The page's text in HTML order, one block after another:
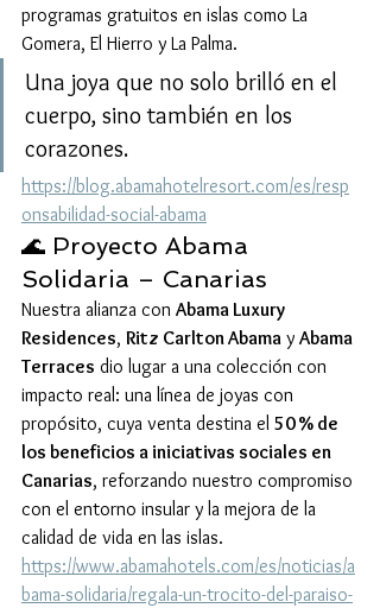
programas gratuitos en islas como La
Gomera, El Hierro y La Palma.
Una joya que no solo brilló en el
cuerpo, sino también en los
corazones.
https://blog.abamahotelresort.com/es/resp
onsabilidad-social-abama
🌊 Proyecto Abama
Solidaria – Canarias
Nuestra alianza con Abama Luxury
Residences, Ritz Carlton Abama y Abama
Terraces dio lugar a una colección con
impacto real: una línea de joyas con
propósito, cuya venta destina el 50 % de
los beneficios a iniciativas sociales en
Canarias, reforzando nuestro compromiso
con el entorno insular y la mejora de la
calidad de vida en las islas.
https://www.abamahotels.com/es/noticias/a
bama-solidaria/regala-un-trocito-del-paraiso-